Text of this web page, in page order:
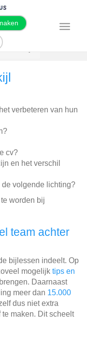
T
l
t
Exloerkijl
verbeteren van hun
cv?
en het verschil
volgende lichting?
worden bij
team achter
bijlessen indeelt. Op
mogelijk tips en
Daarnaast
meer dan 15.000
dus niet extra
maken. Dit scheelt